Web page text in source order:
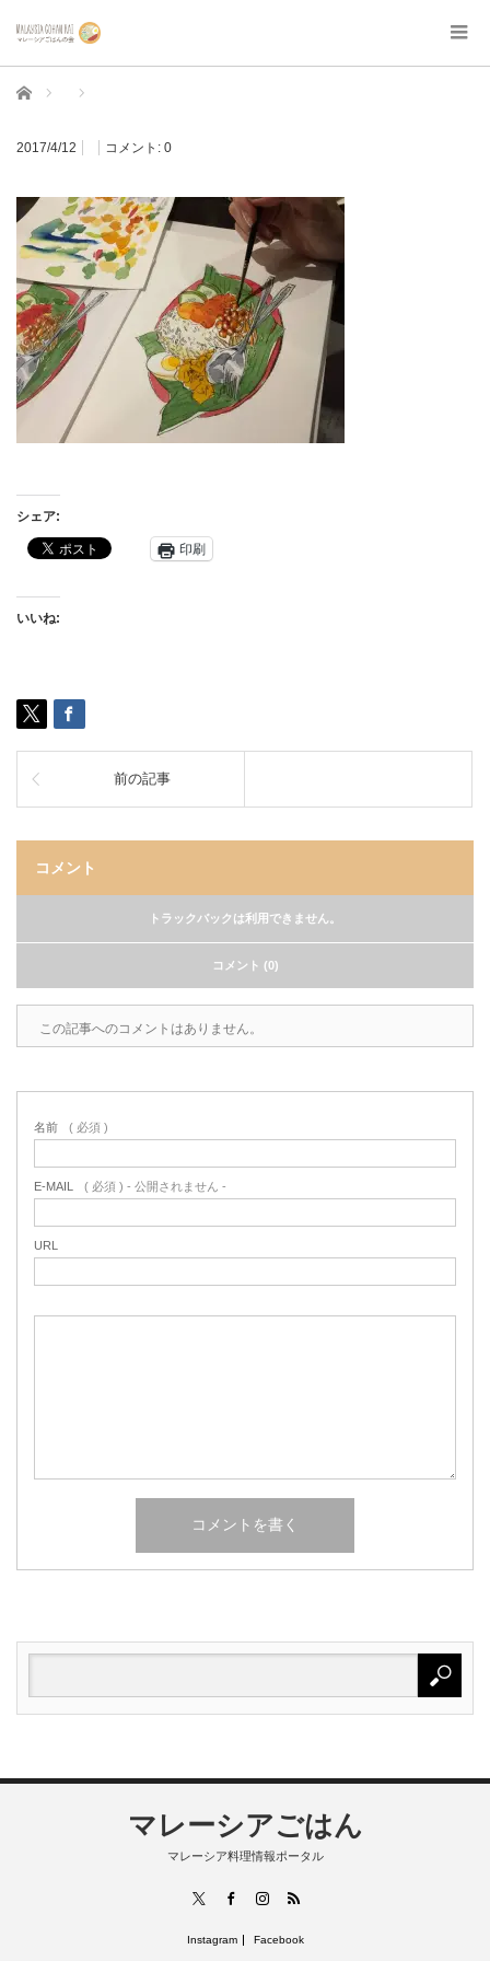
ホーム
2017/4/12 コメント: 0
シェア:
印刷
いいね:
前の記事
コメント
トラックバックは利用できません。
コメント (0)
この記事へのコメントはありません。
名前 ( 必須 )
E-MAIL ( 必須 ) - 公開されません -
URL
マレーシアごはん
マレーシア料理情報ポータル
FacebookInstagram
RSS
Instagram Facebook